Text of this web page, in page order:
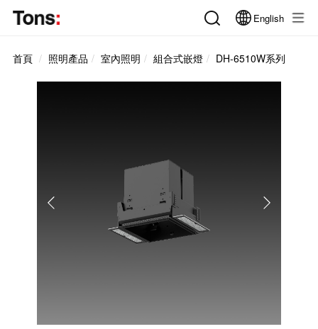
English
首頁 照明產品 室內照明 組合式嵌燈 DH-6510W系列